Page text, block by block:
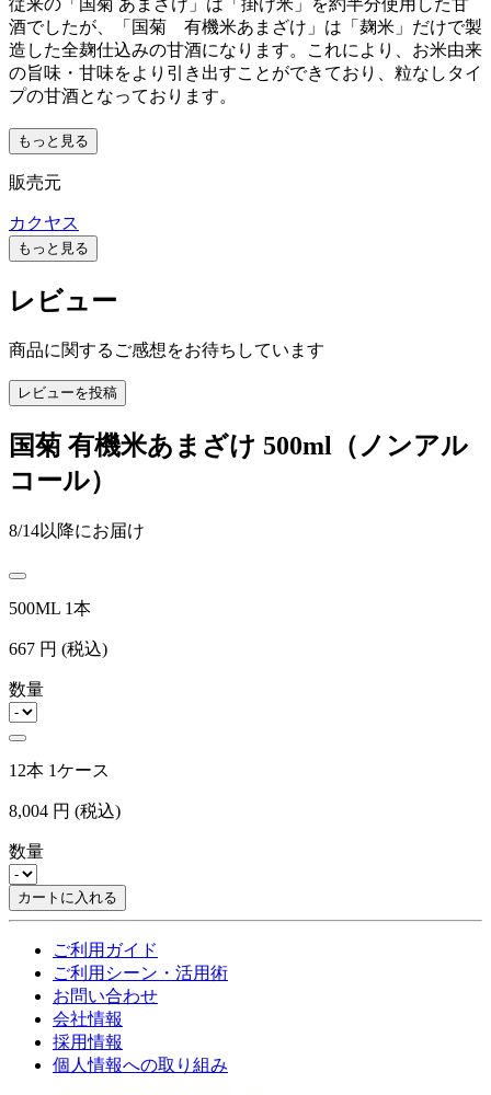
酒でしたが、「国菊 有機米あまざけ」は「麹米」だけで製
造した全麹仕込みの甘酒になります。これにより、お米由来
の旨味・甘味をより引き出すことができており、粒なしタイ
プの甘酒となっております。
もっと見る
販売元
カクヤス
もっと見る
レビュー
商品に関するご感想をお待ちしています
レビューを投稿
国菊 有機米あまざけ 500ml（ノンアル
コール）
8/14以降にお届け
500ML 1本
667 円 (税込)
数量
12本 1ケース
8,004 円 (税込)
数量
カートに入れる
ご利用ガイド
ご利用シーン・活用術
お問い合わせ
会社情報
採用情報
個人情報への取り組み